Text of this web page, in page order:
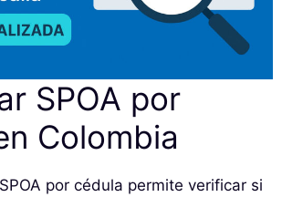
SPOA por
Colombia
por cédula permite verificar si